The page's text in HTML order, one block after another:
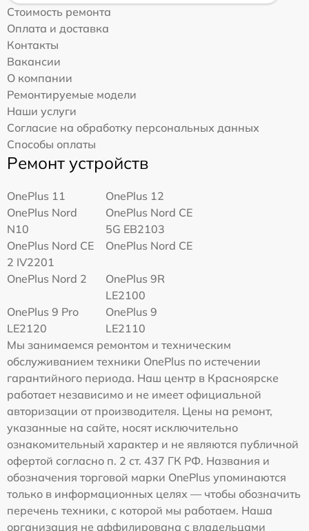
Стоимость ремонта
Оплата и доставка
Контакты
Вакансии
О компании
Ремонтируемые модели
Наши услуги
Согласие на обработку персональных данных
Способы оплаты
Ремонт устройств
OnePlus 11
OnePlus 12
OnePlus Nord
N10
OnePlus Nord CE
5G EB2103
OnePlus Nord CE
2 IV2201
OnePlus Nord CE
OnePlus Nord 2
OnePlus 9R
LE2100
OnePlus 9 Pro
LE2120
OnePlus 9
LE2110
Мы занимаемся ремонтом и техническим
обслуживанием техники OnePlus по истечении
гарантийного периода. Наш центр в Красноярске
работает независимо и не имеет официальной
авторизации от производителя. Цены на ремонт,
указанные на сайте, носят исключительно
ознакомительный характер и не являются публичной
офертой согласно п. 2 ст. 437 ГК РФ. Названия и
обозначения торговой марки OnePlus упоминаются
только в информационных целях — чтобы обозначить
перечень техники, с которой мы работаем. Наша
организация не аффилирована с владельцами